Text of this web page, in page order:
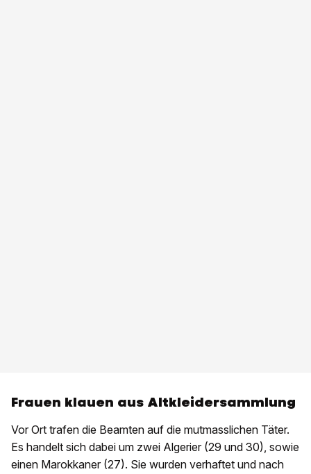
Frauen klauen aus Altkleidersammlung
Vor Ort trafen die Beamten auf die mutmasslichen Täter.
Es handelt sich dabei um zwei Algerier (29 und 30), sowie
einen Marokkaner (27). Sie wurden verhaftet und nach